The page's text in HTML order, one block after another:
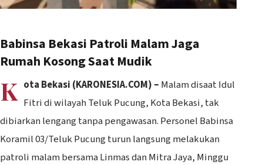
Babinsa Bekasi Patroli Malam Jaga
Rumah Kosong Saat Mudik
K ota Bekasi (KARONESIA.COM) – Malam disaat Idul
Fitri di wilayah Teluk Pucung, Kota Bekasi, tak
dibiarkan lengang tanpa pengawasan. Personel Babinsa
Koramil 03/Teluk Pucung turun langsung melakukan
patroli malam bersama Linmas dan Mitra Jaya, Minggu